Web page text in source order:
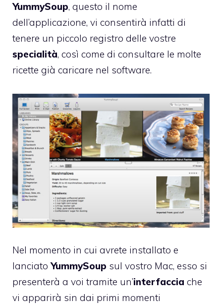
YummySoup, questo il nome
dell’applicazione, vi consentirà infatti di
tenere un piccolo registro delle vostre
specialità, così come di consultare le molte
ricette già caricare nel software.
Nel momento in cui avrete installato e
lanciatoYummySoup sul vostro Mac, esso si
presenterà a voi tramite un’interfaccia che
vi apparirà sin dai primi momenti